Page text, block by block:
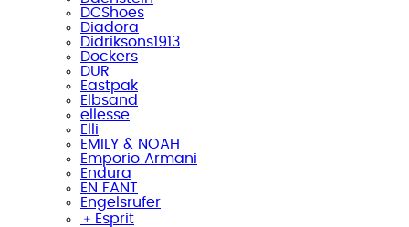
DCShoes
Diadora
Didriksons1913
Dockers
DUR
Eastpak
Elbsand
ellesse
Elli
EMILY & NOAH
Emporio Armani
Endura
EN FANT
Engelsrufer
﹢ Esprit